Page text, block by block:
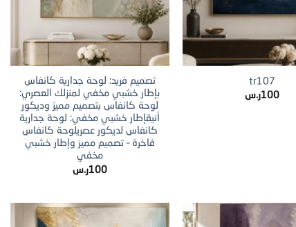
tr107
100ر.س
تصميم فريد: لوحة جدارية كانفاس
بإطار خشبي مخفي لمنزلك العصري:
لوحة كانفاس بتصميم مميز وديكور
أنيقإطار خشبي مخفي: لوحة جدارية
كانفاس لديكور عصريلوحة كانفاس
فاخرة – تصميم مميز وإطار خشبي
مخفي
100ر.س